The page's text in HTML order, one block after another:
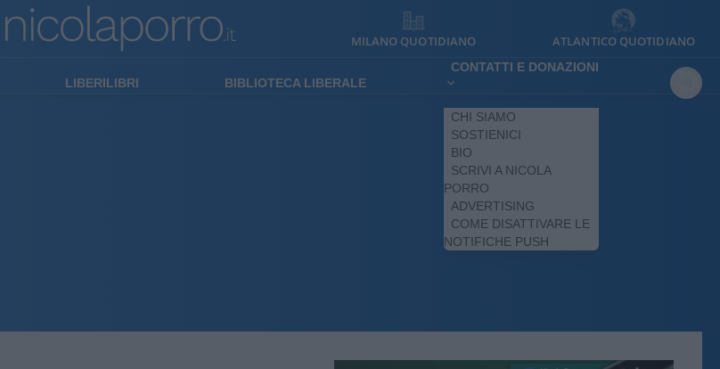
MILANO QUOTIDIANO ATLANTICO QUOTIDIANO
LIBERILIBRI BIBLIOTECA LIBERALE
CONTATTI E DONAZIONI
CHI SIAMO
SOSTIENICI
BIO
SCRIVI A NICOLA
PORRO
ADVERTISING
COME DISATTIVARE LE
NOTIFICHE PUSH